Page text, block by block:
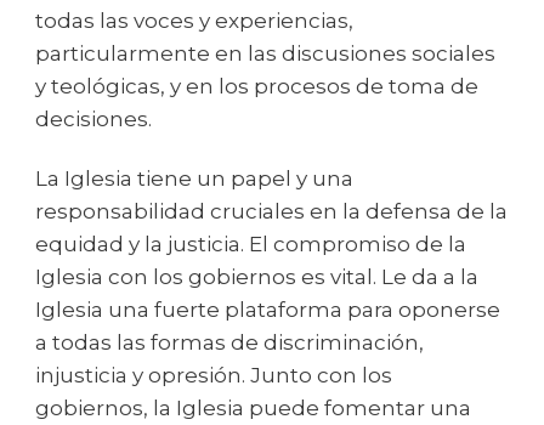
todas las voces y experiencias,
particularmente en las discusiones sociales
y teológicas, y en los procesos de toma de
decisiones.
La Iglesia tiene un papel y una
responsabilidad cruciales en la defensa de la
equidad y la justicia. El compromiso de la
Iglesia con los gobiernos es vital. Le da a la
Iglesia una fuerte plataforma para oponerse
a todas las formas de discriminación,
injusticia y opresión. Junto con los
gobiernos, la Iglesia puede fomentar una